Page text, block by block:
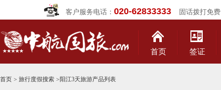
客户服务电话： 020-62833333固话拨打免费
首页 签证
首页 > 旅行度假搜索 > 阳江3天旅游产品列表